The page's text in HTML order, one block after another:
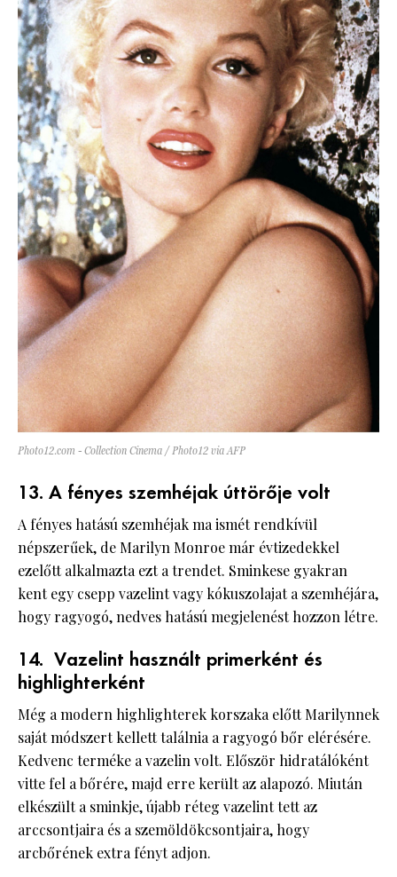
Photo12.com - Collection Cinema / Photo12 via AFP
13. A fényes szemhéjak úttörője volt
A fényes hatású szemhéjak ma ismét rendkívül
népszerűek, de Marilyn Monroe már évtizedekkel
ezelőtt alkalmazta ezt a trendet. Sminkese gyakran
kent egy csepp vazelint vagy kókuszolajat a szemhéjára,
hogy ragyogó, nedves hatású megjelenést hozzon létre.
14. Vazelint használt primerként és
highlighterként
Még a modern highlighterek korszaka előtt Marilynnek
saját módszert kellett találnia a ragyogó bőr elérésére.
Kedvenc terméke a vazelin volt. Először hidratálóként
vitte fel a bőrére, majd erre került az alapozó. Miután
elkészült a sminkje, újabb réteg vazelint tett az
arccsontjaira és a szemöldökcsontjaira, hogy
arcbőrének extra fényt adjon.